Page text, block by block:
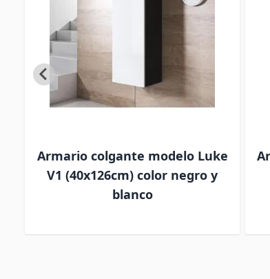
Armario colgante modelo Luke
V1 (40x126cm) color negro y
blanco